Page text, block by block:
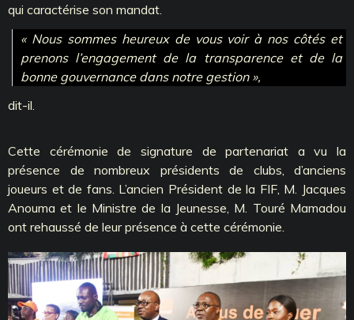
qui caractérise son mandat.
« Nous sommes heureux de vous voir à nos côtés et
prenons l’engagement de la transparence et de la
bonne gouvernance dans notre gestion »,
dit-il.
Cette cérémonie de signature de partenariat a vu la
présence de nombreux présidents de clubs, d’anciens
joueurs et de fans. L’ancien Président de la FIF, M. Jacques
Anouma et le Ministre de la Jeunesse, M. Touré Mamadou
ont rehaussé de leur présence à cette cérémonie.